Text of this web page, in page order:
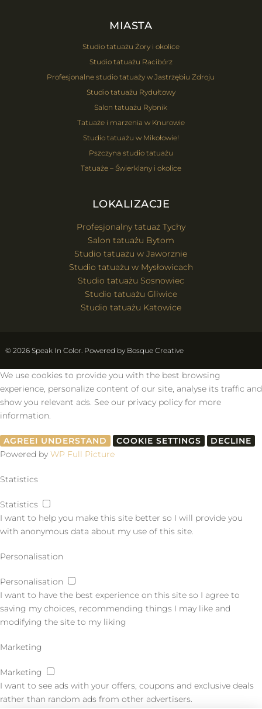
MIASTA
Studio tatuażu Żory i okolice
Studio tatuażu Racibórz
Profesjonalne studio tatuaży w Jastrzębiu Zdroju
Studio tatuażu Rydułtowy
Salon tatuażu Rybnik
Tatuaże i marzenia w Knurowie
Studio tatuażu w Mikołowie!
Pszczyna studio tatuażu
Tatuaże – Świerklany i okolice
LOKALIZACJE
Profesjonalny tatuaż Tychy
Salon tatuażu Bytom
Studio tatuażu w Jaworznie
Studio tatuażu w Mysłowicach
Studio tatuażu Sosnowiec
Studio tatuażu Gliwice
Studio tatuażu Katowice
© 2026 Speak In Color. Powered by Bosque Creative
We use cookies to provide you with the best browsing
experience, personalize content of our site, analyse its traffic and
show you relevant ads. See our privacy policy for more
information.
AGREEI UNDERSTAND COOKIE SETTINGS
DECLINE
Powered by WP Full Picture
Statistics
Statistics
I want to help you make this site better so I will provide you
with anonymous data about my use of this site.
Personalisation
Personalisation
I want to have the best experience on this site so I agree to
saving my choices, recommending things I may like and
modifying the site to my liking
Marketing
Marketing
I want to see ads with your offers, coupons and exclusive deals
rather than random ads from other advertisers.